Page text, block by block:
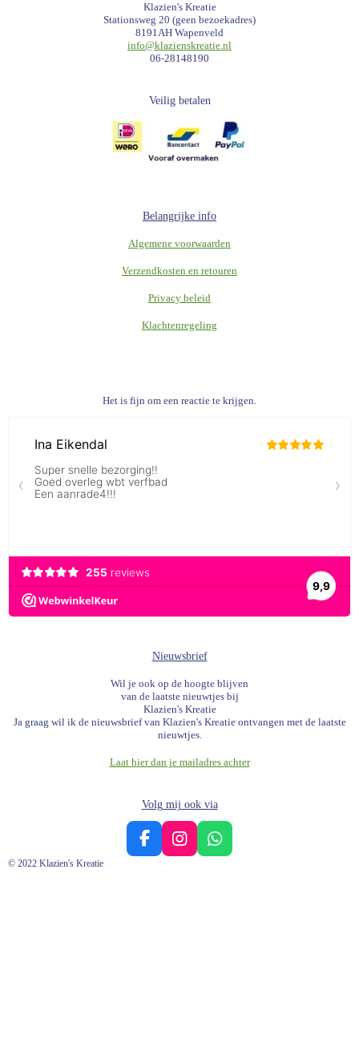
Klazien's Kreatie
Stationsweg 20 (geen bezoekadres)
8191AH Wapenveld
info@klazienskreatie.nl
06-28148190
Veilig betalen
Belangrijke info
Algemene voorwaarden
Verzendkosten en retouren
Privacy beleid
Klachtenregeling
Het is fijn om een reactie te krijgen.
Nieuwsbrief
Wil je ook op de hoogte blijven
van de laatste nieuwtjes bij
Klazien's Kreatie
Ja graag wil ik de nieuwsbrief van Klazien's Kreatie ontvangen met de laatste
nieuwtjes.
Laat hier dan je mailadres achter
Volg mij ook via
F
a
I
n
W
h
© 2022 Klazien's Kreatie